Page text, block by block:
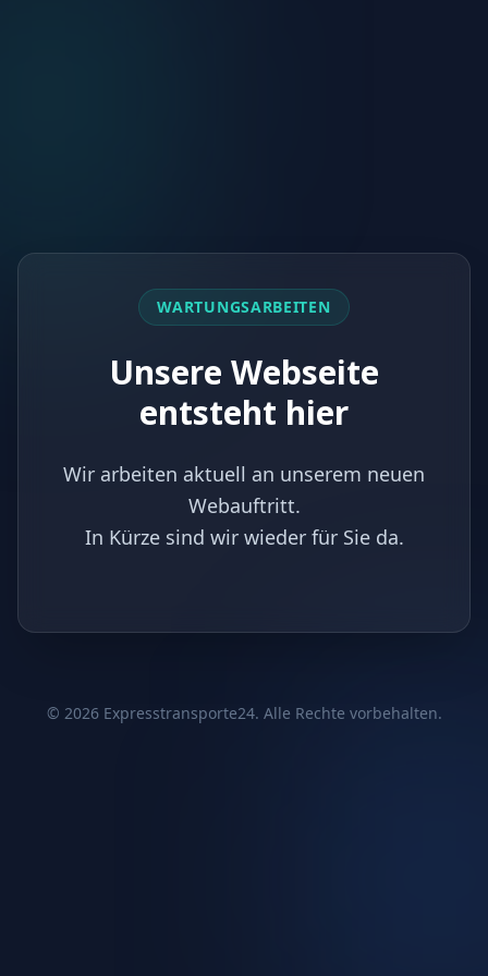
WARTUNGSARBEITEN
Unsere Webseite
entsteht hier
Wir arbeiten aktuell an unserem neuen
Webauftritt.
In Kürze sind wir wieder für Sie da.
© 2026Expresstransporte24. Alle Rechte vorbehalten.